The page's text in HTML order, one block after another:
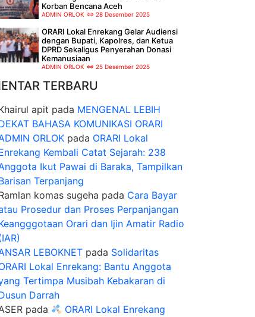
Korban Bencana Aceh
ADMIN ORLOK 28 Desember 2025
ORARI Lokal Enrekang Gelar Audiensi
dengan Bupati, Kapolres, dan Ketua
DPRD Sekaligus Penyerahan Donasi
Kemanusiaan
ADMIN ORLOK 25 Desember 2025
TERBARU
apit pada MENGENAL LEBIH
BAHASA KOMUNIKASI ORARI
ORLOK pada ORARI Lokal
Kembali Catat Sejarah: 238
Ikut Pawai di Baraka, Tampilkan
Terpanjang
komas sugeha pada Cara Bayar
Prosedur dan Proses Perpanjangan
Orari dan Ijin Amatir Radio
LEBOKNET pada Solidaritas
Lokal Enrekang: Bantu Anggota
Tertimpa Musibah Kebakaran di
Darrah
pada
ORARI Lokal Enrekang